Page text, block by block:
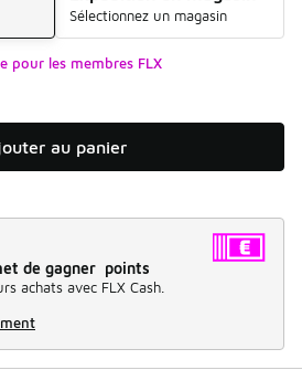
Sélectionnez un magasin
pour les membres FLX
au panier
de gagner points
achats avec FLX Cash.